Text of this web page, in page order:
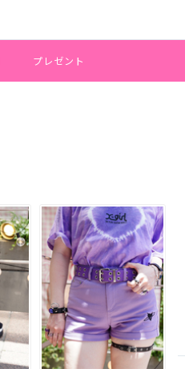
プレゼント